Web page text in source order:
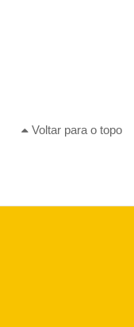
Voltar para o topo